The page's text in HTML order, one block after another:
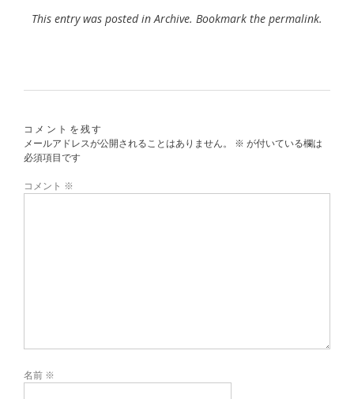
This entry was posted inArchive. Bookmark the permalink.
コメントを残す
メールアドレスが公開されることはありません。
※ が付いている欄は
必須項目です
コメント ※
名前 ※